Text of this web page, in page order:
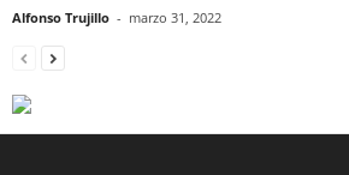
Alfonso Trujillo - marzo 31, 2022